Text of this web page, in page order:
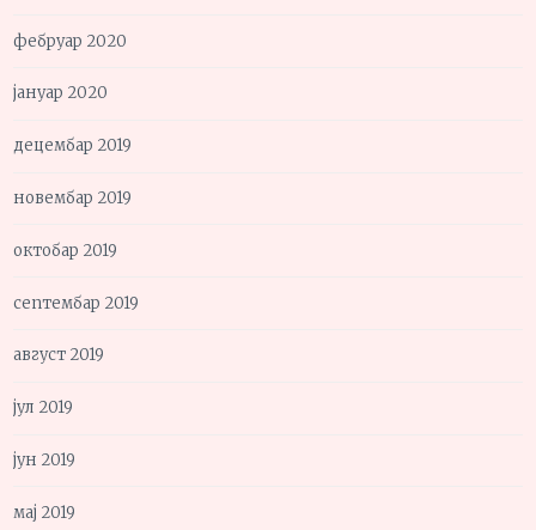
фебруар 2020
јануар 2020
децембар 2019
новембар 2019
октобар 2019
септембар 2019
август 2019
јул 2019
јун 2019
мај 2019